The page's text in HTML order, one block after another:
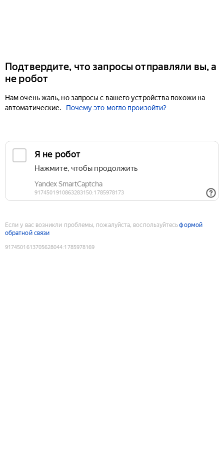
Подтвердите, что запросы отправляли вы, а
не робот
Нам очень жаль, но запросы с вашего устройства похожи на
автоматические.
Почему это могло произойти?
Если у вас возникли проблемы, пожалуйста, воспользуйтесьформой
обратной связи
9174501613705628044:1785978169